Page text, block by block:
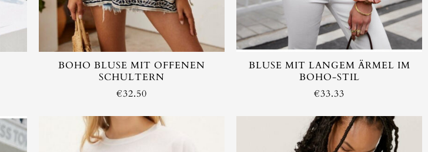
BOHO BLUSE MIT OFFENEN
SCHULTERN
€32.50
BLUSE MIT LANGEM ÄRMEL IM
BOHO-STIL
€33.33